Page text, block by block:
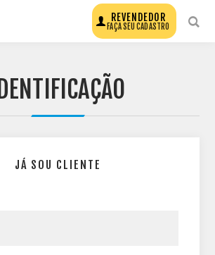
REVENDEDOR
FAÇA SEU CADASTRO
IDENTIFICAÇÃO
JÁ SOU CLIENTE